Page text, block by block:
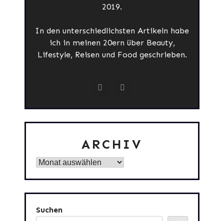
2019.
In den unterschiedlichsten Artikeln habe
ich in meinen 20ern über Beauty,
Lifestyle, Reisen und Food geschrieben.
ARCHIV
Archiv
Suchen